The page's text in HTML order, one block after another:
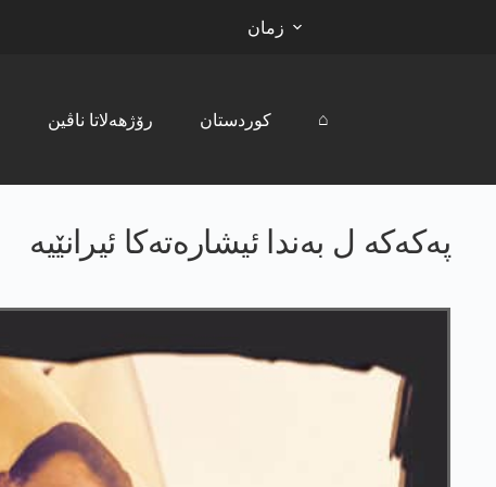
زمان
رۆژھەلاتا ناڤین کوردستان ⌂
پەکەکە ل بەندا ئیشارەتەکا ئیرانێیە